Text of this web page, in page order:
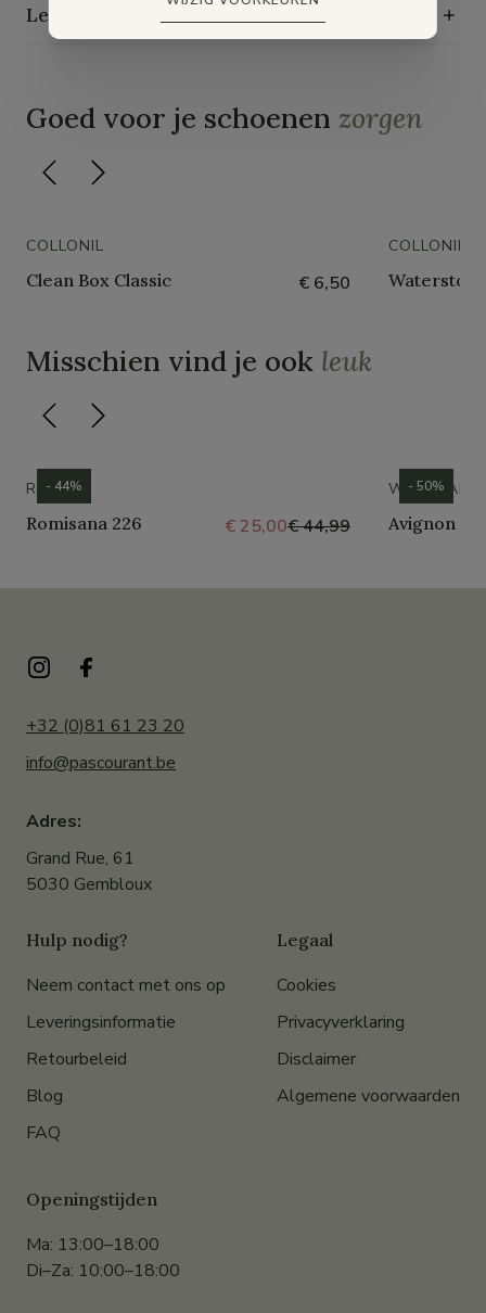
Levering, ruilen en retourneren
Goed voor je schoenen zorgen
COLLONIL
Clean Box Classic € 6,50
COLLONIL
Waterstop
Misschien vind je ook leuk
ROMIKA
Romisana 226 € 25,00€ 44,99
- 44% WESTLAND
Avignon
- 50%
+32 (0)81 61 23 20
info@pascourant.be
Adres:
Grand Rue, 61
5030 Gembloux
Hulp nodig?
Neem contact met ons op
Leveringsinformatie
Retourbeleid
Blog
FAQ
Legaal
Cookies
Privacyverklaring
Disclaimer
Algemene voorwaarden
Openingstijden
Ma: 13:00–18:00
Di–Za: 10:00–18:00